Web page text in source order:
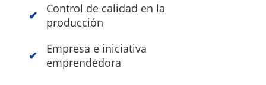
Control de calidad en la
producción
Empresa e iniciativa
emprendedora